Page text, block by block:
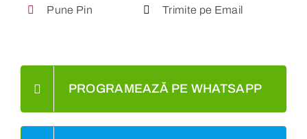
Pune Pin
Trimite pe Email
PROGRAMEAZĂ PE WHATSAPP